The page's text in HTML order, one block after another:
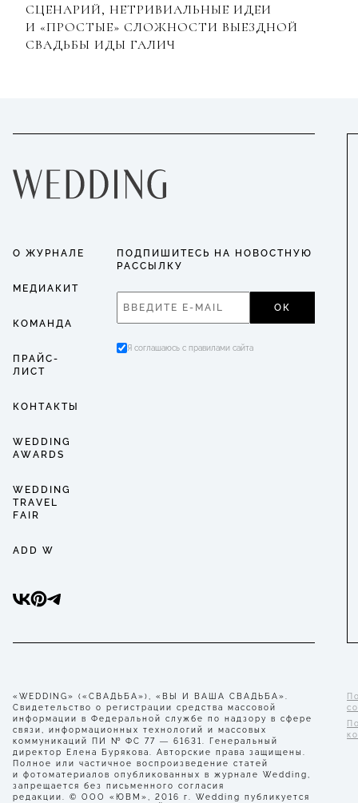
СЦЕНАРИЙ, НЕТРИВИАЛЬНЫЕ ИДЕИ
И «ПРОСТЫЕ» СЛОЖНОСТИ ВЫЕЗДНОЙ
СВАДЬБЫ ИДЫ ГАЛИЧ
О ЖУРНАЛЕ
МЕДИАКИТ
КОМАНДА
ПРАЙС-
ЛИСТ
КОНТАКТЫ
WEDDING
AWARDS
WEDDING
TRAVEL
FAIR
ADD W
ПОДПИШИТЕСЬ НА НОВОСТНУЮ
РАССЫЛКУ
ОК
Я соглашаюсь с правилами сайта
«WEDDING» («СВАДЬБА»), «ВЫ И ВАША СВАДЬБА».
Свидетельство о регистрации средства массовой
информации в Федеральной службе по надзору в сфере
связи, информационных технологий и массовых
коммуникаций ПИ № ФС 77 — 61631. Генеральный
директор Елена Бурякова. Авторские права защищены.
Полное или частичное воспроизведение статей
и фотоматериалов опубликованных в журнале Wedding,
запрещается без письменного согласия
редакции. © ООО «ЮВМ», 2016 г. Wedding публикуется